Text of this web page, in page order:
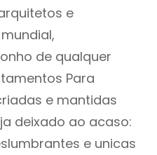
e
de qualquer
Para
e mantidas
deixado ao acaso:
e unicas